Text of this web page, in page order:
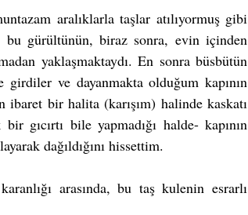
aralıklarla taşlar atılıyormuş gibi
gürültünün, biraz sonra, evin içinden
yaklaşmaktaydı. En sonra büsbütün
girdiler ve dayanmakta olduğum kapının
bir halita (karışım) halinde kaskatı
gıcırtı bile yapmadığı halde- kapının
dağıldığını hissettim.
arasında, bu taş kulenin esrarlı